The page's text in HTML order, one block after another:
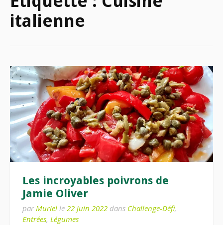
italienne
Les incroyables poivrons de
Jamie Oliver
par Muriel le 22 juin 2022 dans Challenge-Défi,
Entrées, Légumes